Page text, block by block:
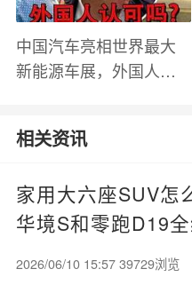
中国汽车亮相世界最大
新能源车展，外国人怎
相关资讯
家用大六座SUV怎
华境S和零跑D19
拆解
2026/06/10 15:57 39729浏览